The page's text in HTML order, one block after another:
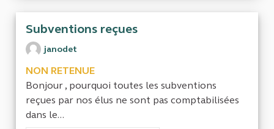
Subventions reçues
janodet
NON RETENUE
Bonjour , pourquoi toutes les subventions
reçues par nos élus ne sont pas comptabilisées
dans le...